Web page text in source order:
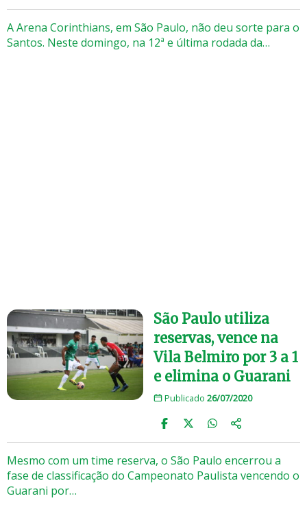
A Arena Corinthians, em São Paulo, não deu sorte para o
Santos. Neste domingo, na 12ª e última rodada da…
São Paulo utiliza
reservas, vence na
Vila Belmiro por 3 a 1
e elimina o Guarani
Publicado 26/07/2020
Mesmo com um time reserva, o São Paulo encerrou a
fase de classificação do Campeonato Paulista vencendo o
Guarani por…